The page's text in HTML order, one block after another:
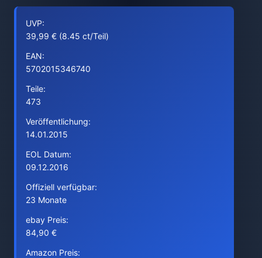
UVP:
39,99 € (8.45 ct/Teil)
EAN:
5702015346740
Teile:
473
Veröffentlichung:
14.01.2015
EOL Datum:
09.12.2016
Offiziell verfügbar:
23 Monate
ebay Preis:
84,90 €
Amazon Preis: